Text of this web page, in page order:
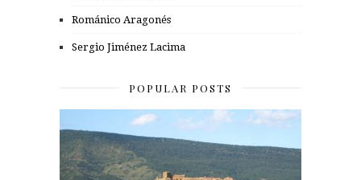
Románico Aragonés
Sergio Jiménez Lacima
POPULAR POSTS